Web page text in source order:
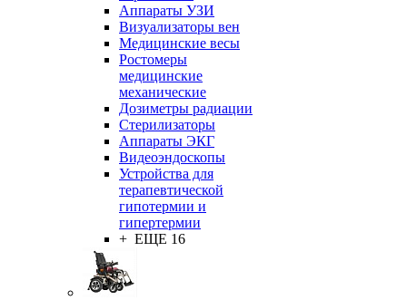
Аппараты УЗИ
Визуализаторы вен
Медицинские весы
Ростомеры
медицинские
механические
Дозиметры радиации
Стерилизаторы
Аппараты ЭКГ
Видеоэндоскопы
Устройства для
терапевтической
гипотермии и
гипертермии
+ ЕЩЕ 16